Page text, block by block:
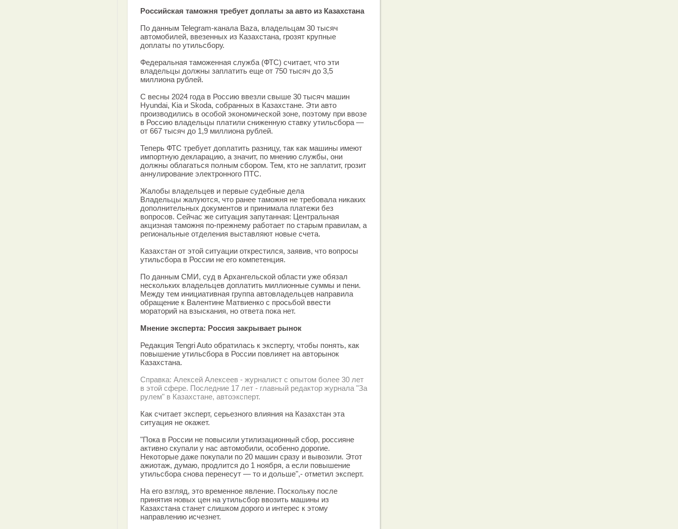
Российская таможня требует доплаты за авто из Казахстана
По данным Telegram-канала Baza, владельцам 30 тысяч
автомобилей, ввезенных из Казахстана, грозят крупные
доплаты по утильсбору.
Федеральная таможенная служба (ФТС) считает, что эти
владельцы должны заплатить еще от 750 тысяч до 3,5
миллиона рублей.
С весны 2024 года в Россию ввезли свыше 30 тысяч машин
Hyundai, Kia и Skoda, собранных в Казахстане. Эти авто
производились в особой экономической зоне, поэтому при ввозе
в Россию владельцы платили сниженную ставку утильсбора —
от 667 тысяч до 1,9 миллиона рублей.
Теперь ФТС требует доплатить разницу, так как машины имеют
импортную декларацию, а значит, по мнению службы, они
должны облагаться полным сбором. Тем, кто не заплатит, грозит
аннулирование электронного ПТС.
Жалобы владельцев и первые судебные дела
Владельцы жалуются, что ранее таможня не требовала никаких
дополнительных документов и принимала платежи без
вопросов. Сейчас же ситуация запутанная: Центральная
акцизная таможня по-прежнему работает по старым правилам, а
региональные отделения выставляют новые счета.
Казахстан от этой ситуации открестился, заявив, что вопросы
утильсбора в России не его компетенция.
По данным СМИ, суд в Архангельской области уже обязал
нескольких владельцев доплатить миллионные суммы и пени.
Между тем инициативная группа автовладельцев направила
обращение к Валентине Матвиенко с просьбой ввести
мораторий на взыскания, но ответа пока нет.
Мнение эксперта: Россия закрывает рынок
Редакция Tengri Auto обратилась к эксперту, чтобы понять, как
повышение утильсбора в России повлияет на авторынок
Казахстана.
Справка: Алексей Алексеев - журналист с опытом более 30 лет
в этой сфере. Последние 17 лет - главный редактор журнала "За
рулем" в Казахстане, автоэксперт.
Как считает эксперт, серьезного влияния на Казахстан эта
ситуация не окажет.
"Пока в России не повысили утилизационный сбор, россияне
активно скупали у нас автомобили, особенно дорогие.
Некоторые даже покупали по 20 машин сразу и вывозили. Этот
ажиотаж, думаю, продлится до 1 ноября, а если повышение
утильсбора снова перенесут — то и дольше",- отметил эксперт.
На его взгляд, это временное явление. Поскольку после
принятия новых цен на утильсбор ввозить машины из
Казахстана станет слишком дорого и интерес к этому
направлению исчезнет.